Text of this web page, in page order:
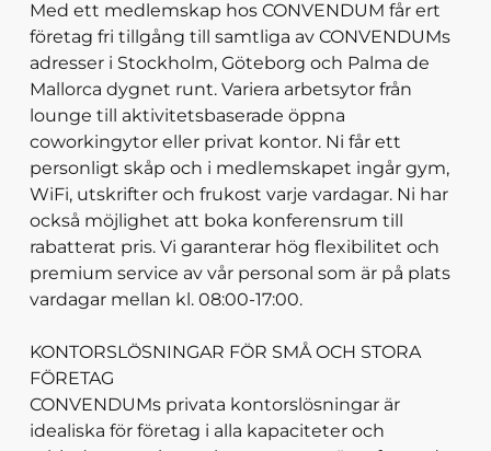
Med ett medlemskap hos CONVENDUM får ert
företag fri tillgång till samtliga av CONVENDUMs
adresser i Stockholm, Göteborg och Palma de
Mallorca dygnet runt. Variera arbetsytor från
lounge till aktivitetsbaserade öppna
coworkingytor eller privat kontor. Ni får ett
personligt skåp och i medlemskapet ingår gym,
WiFi, utskrifter och frukost varje vardagar. Ni har
också möjlighet att boka konferensrum till
rabatterat pris. Vi garanterar hög flexibilitet och
premium service av vår personal som är på plats
vardagar mellan kl. 08:00-17:00.
KONTORSLÖSNINGAR FÖR SMÅ OCH STORA
FÖRETAG
CONVENDUMs privata kontorslösningar är
idealiska för företag i alla kapaciteter och